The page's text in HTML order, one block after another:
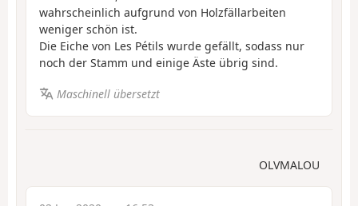
wahrscheinlich aufgrund von Holzfällarbeiten
weniger schön ist.
Die Eiche von Les Pétils wurde gefällt, sodass nur
noch der Stamm und einige Äste übrig sind.
Maschinell übersetzt
OLVMALOU